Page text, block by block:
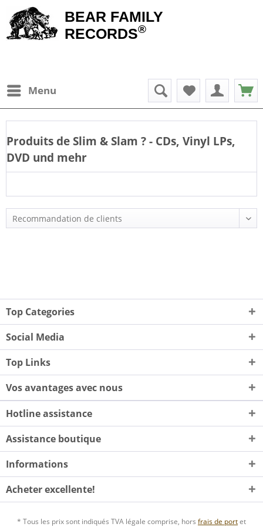
BEAR FAMILY
RECORDS®
Menu
Produits de Slim & Slam ? - CDs, Vinyl LPs,
DVD und mehr
Top Categories
Social Media
Top Links
Vos avantages avec nous
Hotline assistance
Assistance boutique
Informations
Acheter excellente!
* Tous les prix sont indiqués TVA légale comprise, hors frais de portet